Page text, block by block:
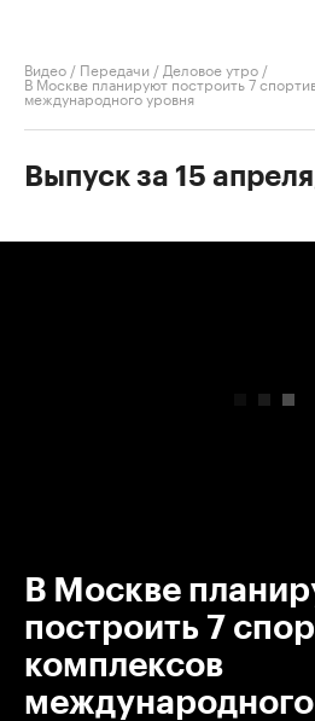
Видео / Передачи / Деловое утро /
В Москве планируют построить 7
международного уровня
Выпуск за 15
В Москве
построить 7
комплексов